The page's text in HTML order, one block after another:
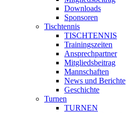
Downloads
Sponsoren
Tischtennis
TISCHTENNIS
Trainingszeiten
Ansprechpartner
Mitgliedsbeitrag
Mannschaften
News und Berichte
Geschichte
Turnen
TURNEN